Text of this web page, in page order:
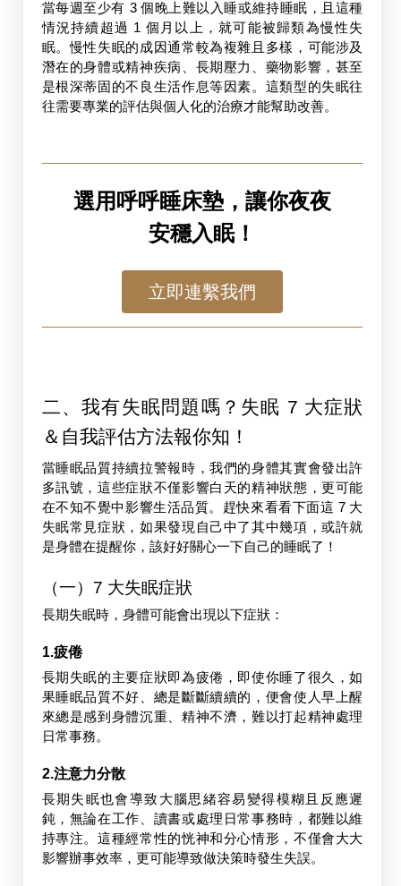
當每週至少有 3 個晚上難以入睡或維持睡眠，且這種
情況持續超過 1 個月以上，就可能被歸類為慢性失
眠。慢性失眠的成因通常較為複雜且多樣，可能涉及
潛在的身體或精神疾病、長期壓力、藥物影響，甚至
是根深蒂固的不良生活作息等因素。這類型的失眠往
往需要專業的評估與個人化的治療才能幫助改善。
選用呼呼睡床墊，讓你夜夜
安穩入眠！
立即連繫我們
二、我有失眠問題嗎？失眠 7 大症狀
＆自我評估方法報你知！
當睡眠品質持續拉警報時，我們的身體其實會發出許
多訊號，這些症狀不僅影響白天的精神狀態，更可能
在不知不覺中影響生活品質。趕快來看看下面這 7 大
失眠常見症狀，如果發現自己中了其中幾項，或許就
是身體在提醒你，該好好關心一下自己的睡眠了！
（一）7 大失眠症狀
長期失眠時，身體可能會出現以下症狀：
1.疲倦
長期失眠的主要症狀即為疲倦，即使你睡了很久，如
果睡眠品質不好、總是斷斷續續的，便會使人早上醒
來總是感到身體沉重、精神不濟，難以打起精神處理
日常事務。
2.注意力分散
長期失眠也會導致大腦思緒容易變得模糊且反應遲
鈍，無論在工作、讀書或處理日常事務時，都難以維
持專注。這種經常性的恍神和分心情形，不僅會大大
影響辦事效率，更可能導致做決策時發生失誤。